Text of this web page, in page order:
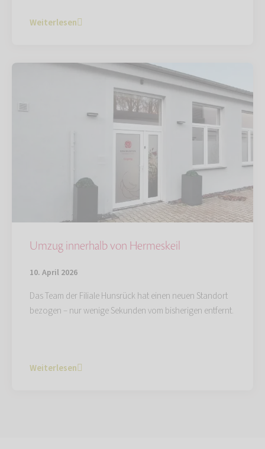
Weiterlesen
Umzug innerhalb von Hermeskeil
10. April 2026
Das Team der Filiale Hunsrück hat einen neuen Standort
bezogen – nur wenige Sekunden vom bisherigen entfernt.
Weiterlesen